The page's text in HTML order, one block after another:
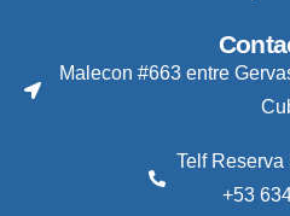
Malecon #663 entre
Telf Reserva
+53